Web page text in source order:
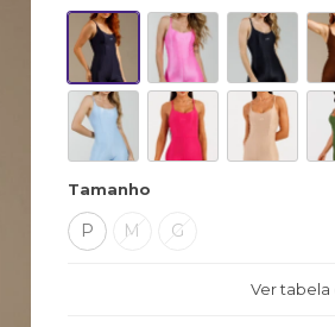
Tamanho
P M G
Ver